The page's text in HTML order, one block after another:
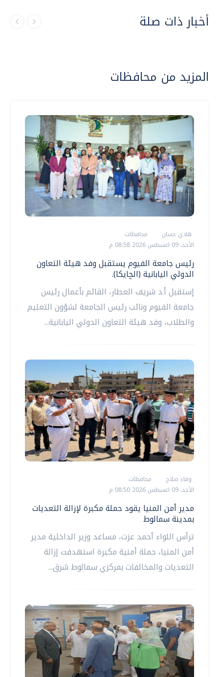
أخبار ذات صلة
المزيد من محافظات
هادي حسان
محافظات
الأحد، 09 اغسطس 2026 08:58 م
رئيس جامعة الفيوم يستقبل وفد هيئة التعاون
الدولي اليابانية (الچايكا).
إستقبل أ.د شريف العطار، القائم بأعمال رئيس
جامعة الفيوم ونائب رئيس الجامعة لشؤون التعليم
والطلاب، وفد هيئة التعاون الدولي اليابانية...
وفاء صلاح
محافظات
الأحد، 09 اغسطس 2026 08:50 م
مدير أمن المنيا يقود حملة مكبرة لإزالة التعديات
بمدينة سمالوط
ترأس اللواء أحمد عزت، مساعد وزير الداخلية مدير
أمن المنيا، حملة أمنية مكبرة استهدفت إزالة
التعديات والمخالفات بمركزي سمالوط شرق...